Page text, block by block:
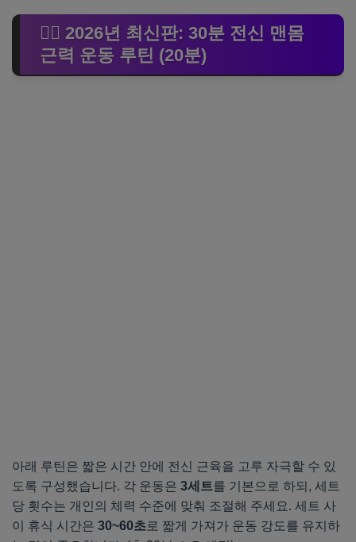
🏋️‍♀️ 2026년 최신판: 30분 전신 맨몸
근력 운동 루틴 (20분)
아래 루틴은 짧은 시간 안에 전신 근육을 고루 자극할 수 있
도록 구성했습니다. 각 운동은 3세트를 기본으로 하되, 세트
당 횟수는 개인의 체력 수준에 맞춰 조절해 주세요. 세트 사
이 휴식 시간은 30~60초 로 짧게 가져가 운동 강도를 유지하